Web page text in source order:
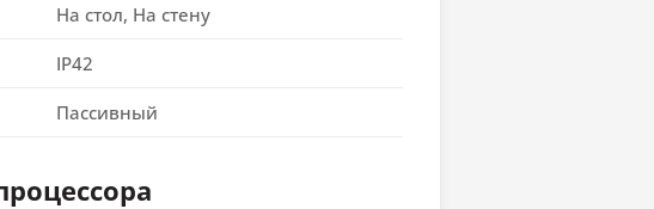
На стол, На стену
IP42
Пассивный